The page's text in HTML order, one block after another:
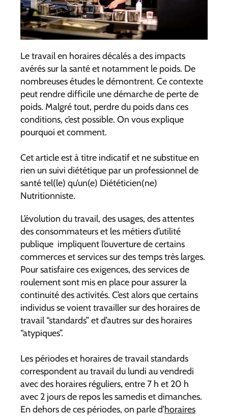
Le travail en horaires décalés a des impacts
avérés sur la santé et notamment le poids. De
nombreuses études le démontrent. Ce contexte
peut rendre difficile une démarche de perte de
poids. Malgré tout, perdre du poids dans ces
conditions, c’est possible. On vous explique
pourquoi et comment.
Cet article est à titre indicatif et ne substitue en
rien un suivi diététique par un professionnel de
santé tel(le) qu’un(e) Diététicien(ne)
Nutritionniste.
L’évolution du travail, des usages, des attentes
des consommateurs et les métiers d’utilité
publique impliquent l’ouverture de certains
commerces et services sur des temps très larges.
Pour satisfaire ces exigences, des services de
roulement sont mis en place pour assurer la
continuité des activités. C’est alors que certains
individus se voient travailler sur des horaires de
travail “standards” et d’autres sur des horaires
“atypiques”.
Les périodes et horaires de travail standards
correspondent au travail du lundi au vendredi
avec des horaires réguliers, entre 7 h et 20 h
avec 2 jours de repos les samedis et dimanches.
En dehors de ces périodes, on parle d’horaires